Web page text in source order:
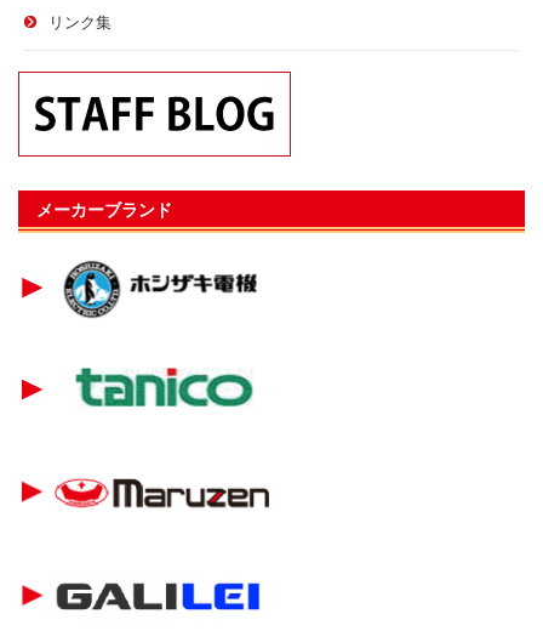
リンク集
メーカーブランド